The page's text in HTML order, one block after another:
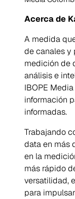
Acerca de
A medida
de canales y
medición de
análisis e
IBOPE
información
informadas.
Trabajando
data en más
en la
más rápido
versatilidad,
para